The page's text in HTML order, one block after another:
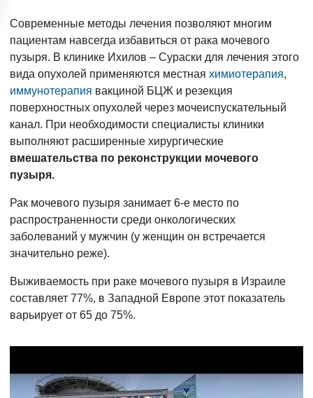
Современные методы лечения позволяют многим
пациентам навсегда избавиться от рака мочевого
пузыря. В клинике Ихилов – Сураски для лечения этого
вида опухолей применяются местнаяхимиотерапия,
иммунотерапия вакциной БЦЖ и резекция
поверхностных опухолей через мочеиспускательный
канал. При необходимости специалисты клиники
выполняют расширенные хирургические
вмешательства по реконструкции мочевого
пузыря.
Рак мочевого пузыря занимает 6-е место по
распространенности среди онкологических
заболеваний у мужчин (у женщин он встречается
значительно реже).
Выживаемость при раке мочевого пузыря в Израиле
составляет 77%, в Западной Европе этот показатель
варьирует от 65 до 75%.